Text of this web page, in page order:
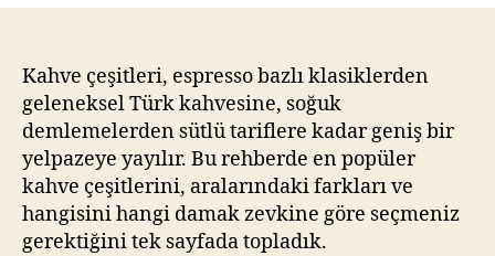
Farklar
Kahve çeşitleri, espresso bazlı klasiklerden
geleneksel Türk kahvesine, soğuk
demlemelerden sütlü tariflere kadar geniş bir
yelpazeye yayılır. Bu rehberde en popüler
kahve çeşitlerini, aralarındaki farkları ve
hangisini hangi damak zevkine göre seçmeniz
gerektiğini tek sayfada topladık.